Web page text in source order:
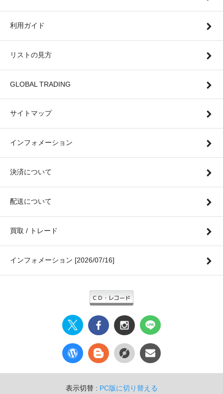
利用ガイド
リストの見方
GLOBAL TRADING
サイトマップ
インフォメーション
決済について
配送について
買取 / トレード
インフォメーション [2026/07/16]
表示切替 : PC版に切り替える